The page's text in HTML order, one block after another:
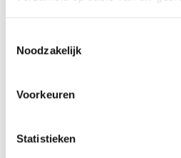
Noodzakelijk
Voorkeuren
Statistieken